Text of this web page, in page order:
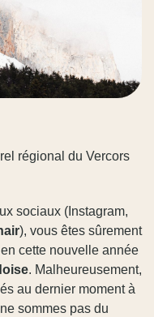
régional du Vercors
sociaux (Instagram,
), vous êtes sûrement
cette nouvelle année
. Malheureusement,
au dernier moment à
sommes pas du